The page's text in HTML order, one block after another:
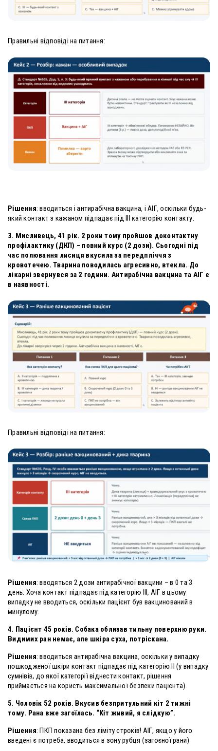
Правильні відповіді на питання:
Рішення: вводиться і антирабічна вакцина, і АІГ, оскільки будь-
який контакт з кажаном підпадає під III категорію контакту.
3. Мисливець, 41 рік. 2 роки тому пройшов доконтактну
профілактику (ДКП) – повний курс (2 дози). Сьогодні під
час полювання лисиця вкусила за передпліччя з
кровотечею. Тварина поводилась агресивно, втекла. До
лікарні звернувся за 2 години. Антирабічна вакцина та АІГ є
в наявності.
Правильні відповіді на питання:
Рішення: вводяться 2 дози антирабічної вакцини – в 0 та 3
день. Хоча контакт підпадає під категорію
III, АІГ в цьому
випадку не вводиться, оскільки пацієнт був вакцинований в
минулому.
4. Пацієнт 45 років. Собака облизав тильну поверхню руки.
Видимих ран немає, але шкіра суха, потріскана.
Рішення: вводиться антирабічна вакцина, оскільки у випадку
пошкодженої шкіри контакт підпадає під категорію
II (у випадку
сумнівів, до якої категорії віднести контакт, рішення
приймається на користь максимальної безпеки пацієнта).
5. Чоловік 52 років. Вкусив безпритульний кіт 2 тижні
тому. Рана вже загоїлась. “Кіт живий, я слідкую”.
Рішення: ПКП показана без ліміту строків! АІГ, якщо у його
введені є потреба, вводиться в зону рубця (загоєної рани)